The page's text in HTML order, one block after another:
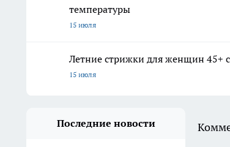
температуры
15 июля
Летние стрижки для женщин 45+
15 июля
Последние новости